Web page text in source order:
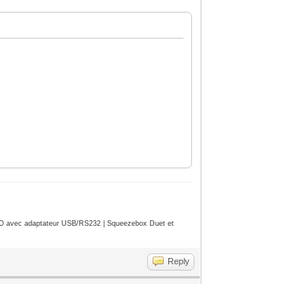
avec adaptateur USB/RS232 | Squeezebox Duet et
Reply